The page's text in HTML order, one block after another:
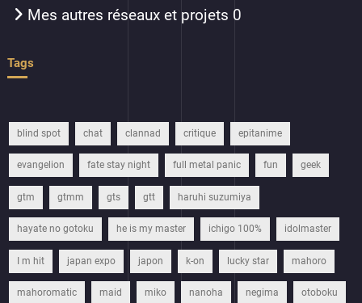
Mes autres réseaux et projets 0
Tags
blind spot chat clannad critique epitanime
evangelion fate stay night full metal panic fun geek
gtm gtmm gts gtt haruhi suzumiya
hayate no gotoku he is my master ichigo 100% idolmaster
I m hit japan expo japon k-on lucky star mahoro
mahoromatic maid miko nanoha negima otoboku